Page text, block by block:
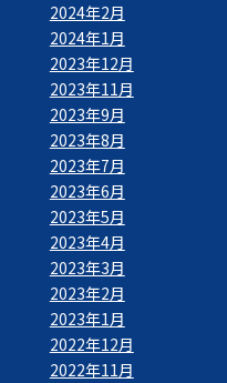
2024年2月
2024年1月
2023年12月
2023年11月
2023年9月
2023年8月
2023年7月
2023年6月
2023年5月
2023年4月
2023年3月
2023年2月
2023年1月
2022年12月
2022年11月